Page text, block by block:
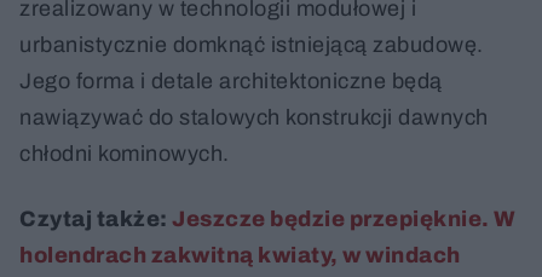
zrealizowany w technologii modułowej i
urbanistycznie domknąć istniejącą zabudowę.
Jego forma i detale architektoniczne będą
nawiązywać do stalowych konstrukcji dawnych
chłodni kominowych.
Czytaj także: Jeszcze będzie przepięknie. W
holendrach zakwitną kwiaty, w windach